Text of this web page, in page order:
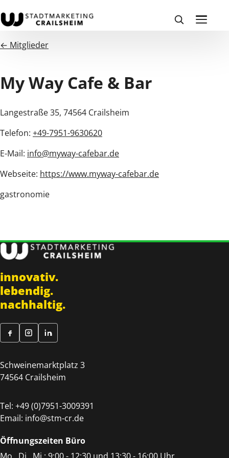
← Mitglieder
My Way Cafe & Bar
Langestraße 35, 74564 Crailsheim
Telefon: +49-7951-9630620
E-Mail: info@myway-cafebar.de
Webseite: https://www.myway-cafebar.de
gastronomie
innovativ.
lebendig.
nachhaltig.
Schweinemarktplatz 3
74564 Crailsheim
Tel: +49 (0)7951-3009391
Email: info@stm-cr.de
Öffnungszeiten Büro
Mo., Di., Mi.: 9:00 - 12:30 und 13:30 - 16:00 Uhr